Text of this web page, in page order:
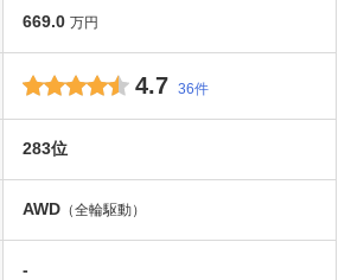
669.0 万円
4.7 36件
283位
AWD （全輪駆動）
-